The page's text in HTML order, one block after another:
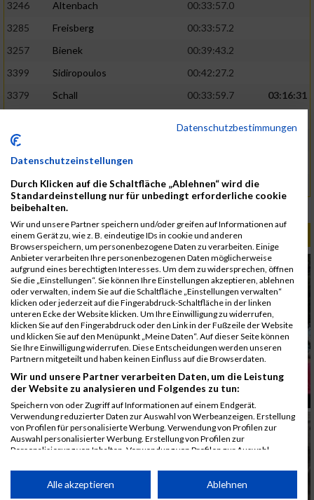
3246
Altenbach
00:33:57.0
3285
Freisberg
00:33:57.2
3257
Bienek
00:39:43.2
3399
Sidiropoulos
00:42:27.2
3379
Schall 00:33:59.7
03:16:31
3316
3248
Antretter
3327
Kobal
00:46:26.3
Rang:431.
ALBUM B2RUN MÜNCHEN / 15.07.2026
Datenschutzbestimmungen
Datenschutzeinstellungen
Durch Klicken auf die Schaltfläche „Ablehnen“ wird die
Standardeinstellung nur für unbedingt erforderliche cookie
beibehalten.
Wir und unsere Partner speichern und/oder greifen auf Informationen auf
einem Gerät zu, wie z. B. eindeutige IDs in cookie und anderen
Browserspeichern, um personenbezogene Daten zu verarbeiten. Einige
Anbieter verarbeiten Ihre personenbezogenen Daten möglicherweise
aufgrund eines berechtigten Interesses. Um dem zu widersprechen, öffnen
Sie die „Einstellungen“. Sie können Ihre Einstellungen akzeptieren, ablehnen
oder verwalten, indem Sie auf die Schaltfläche „Einstellungen verwalten“
klicken oder jederzeit auf die Fingerabdruck-Schaltfläche in der linken
unteren Ecke der Website klicken. Um Ihre Einwilligung zu widerrufen,
klicken Sie auf den Fingerabdruck oder den Link in der Fußzeile der Website
und klicken Sie auf den Menüpunkt „Meine Daten“. Auf dieser Seite können
Sie Ihre Einwilligung widerrufen. Diese Entscheidungen werden unseren
Partnern mitgeteilt und haben keinen Einfluss auf die Browserdaten.
Wir und unsere Partner verarbeiten Daten, um die Leistung
der Website zu analysieren und Folgendes zu tun:
Speichern von oder Zugriff auf Informationen auf einem Endgerät.
Verwendung reduzierter Daten zur Auswahl von Werbeanzeigen. Erstellung
von Profilen für personalisierte Werbung. Verwendung von Profilen zur
Auswahl personalisierter Werbung. Erstellung von Profilen zur
Personalisierung von Inhalten. Verwendung von Profilen zur Auswahl
Performance von Inhalten. Analyse von Zielgruppen durch Statistiken oder
Kombinationen von Daten aus verschiedenen Quellen. Entwicklung und
Alle akzeptieren Ablehnen